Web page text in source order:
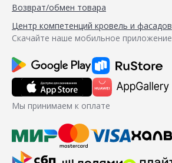
Возврат/обмен товара
Центр компетенций кровель и фасадов
Скачайте наше мобильное приложение
Мы принимаем к оплате